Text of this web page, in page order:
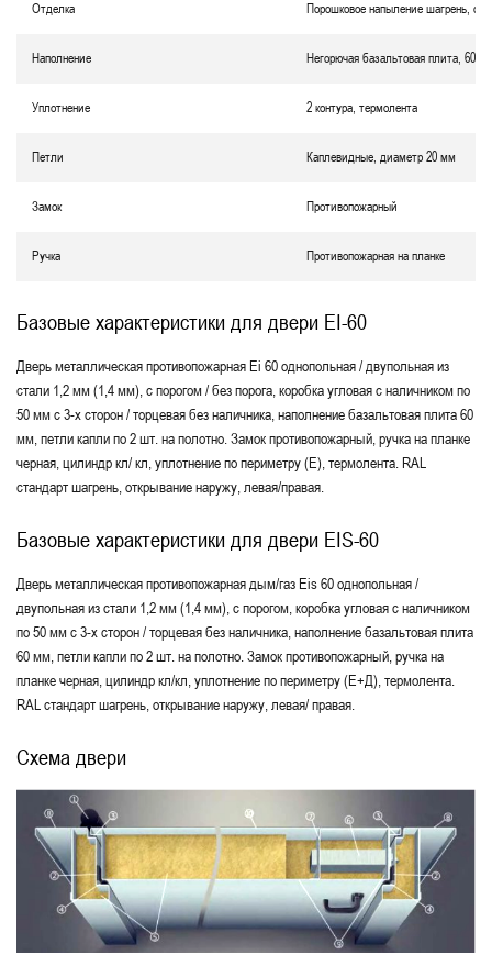
Отделка Порошковое напыление шагрень,
Наполнение Негорючая базальтовая плита, 60
Уплотнение 2 контура, термолента
Петли Каплевидные, диаметр 20 мм
Замок Противопожарный
Ручка Противопожарная на планке
Базовые характеристики для двери EI-60
Дверь металлическая противопожарная Еі 60 однопольная / двупольная из
стали 1,2 мм (1,4 мм), с порогом / без порога, коробка угловая с наличником по
50 мм с 3-х сторон / торцевая без наличника, наполнение базальтовая плита 60
мм, петли капли по 2 шт. на полотно. Замок противопожарный, ручка на планке
черная, цилиндр кл/ кл, уплотнение по периметру (Е), термолента. RAL
стандарт шагрень, открывание наружу, левая/правая.
Базовые характеристики для двери EIS-60
Дверь металлическая противопожарная дым/газ Eis 60 однопольная /
двупольная из стали 1,2 мм (1,4 мм), с порогом, коробка угловая с наличником
по 50 мм с 3-х сторон / торцевая без наличника, наполнение базальтовая плита
60 мм, петли капли по 2 шт. на полотно. Замок противопожарный, ручка на
планке черная, цилиндр кл/кл, уплотнение по периметру (Е+Д), термолента.
RAL стандарт шагрень, открывание наружу, левая/ правая.
Схема двери